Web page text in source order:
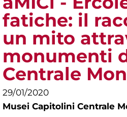
fatiche: il
un mito
monumenti
Centrale
29/01/2020
Musei Capitolini Centrale